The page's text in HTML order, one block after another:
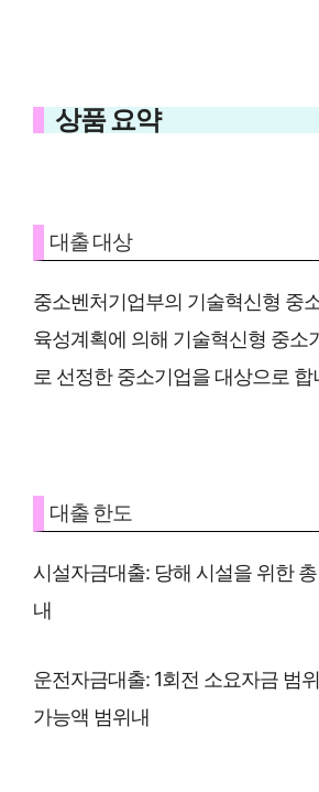
상품 요약
대출 대상
중소벤처기업부의 기술혁신형 중
육성계획에 의해 기술혁신형 중소
로 선정한 중소기업을 대상으로 합
대출 한도
시설자금대출: 당해 시설을 위한
내
운전자금대출: 1회전 소요자금 범
가능액 범위내